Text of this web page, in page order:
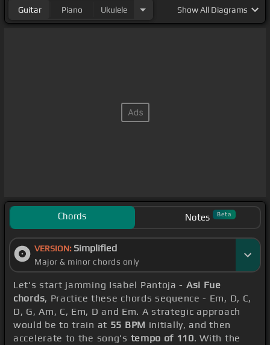
Guitar Piano Ukulele ShowAll Diagrams
Chords Notes Beta
VERSION: Simplified
Major & minor chords only
Let's start jamming Isabel Pantoja - Asi Fue
chords, Practice these chords sequence - Em, D, C,
D, G, Am, C, Em, D and Em. A strategic approach
would be to train at 55 BPM initially, and then
accelerate to the song's tempo of 110. With the